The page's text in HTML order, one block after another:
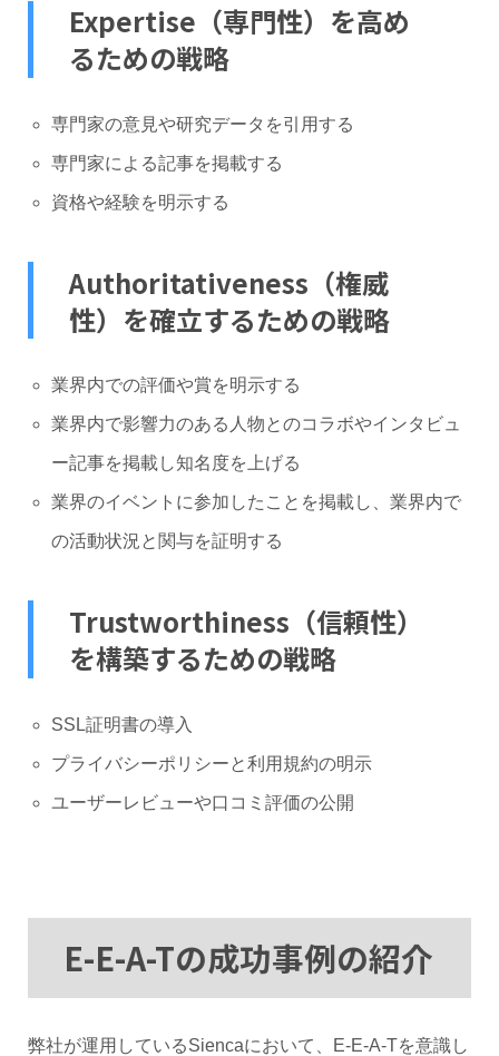
Expertise（専門性）を高め
るための戦略
専門家の意見や研究データを引用する
専門家による記事を掲載する
資格や経験を明示する
Authoritativeness（権威
性）を確立するための戦略
業界内での評価や賞を明示する
業界内で影響力のある人物とのコラボやインタビュ
ー記事を掲載し知名度を上げる
業界のイベントに参加したことを掲載し、業界内で
の活動状況と関与を証明する
Trustworthiness（信頼性）
を構築するための戦略
SSL証明書の導入
プライバシーポリシーと利用規約の明示
ユーザーレビューや口コミ評価の公開
E-E-A-Tの成功事例の紹介
弊社が運用しているSiencaにおいて、E-E-A-Tを意識し